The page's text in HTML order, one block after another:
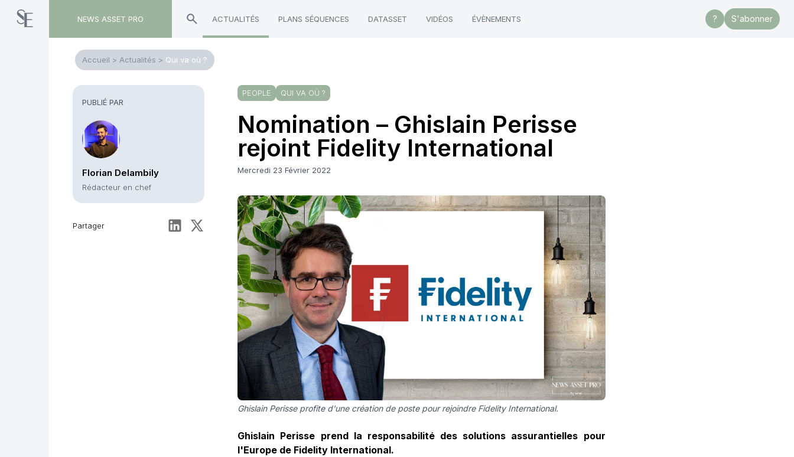
NEWS ASSET PRO ACTUALITÉS PLANS SÉQUENCES DATASSET VIDÉOS ÉVÈNEMENTS ? S'abonner
Accueil > Actualités > Qui va où ?
PUBLIÉ PAR
Florian Delambily
Rédacteur en chef
Partager
PEOPLE QUI VA OÙ ?
Nomination – Ghislain Perisse
rejoint Fidelity International
Mercredi 23 Février 2022
Ghislain Perisse profite d'une création de poste pour rejoindre Fidelity International.
Ghislain Perisse prend la responsabilité des solutions assurantielles pour
l'Europe de Fidelity International.